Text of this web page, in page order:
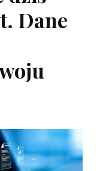
Dane